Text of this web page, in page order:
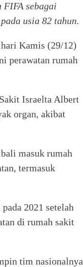
FIFA sebagai
usia 82 tahun.
Kamis (29/12)
perawatan rumah
Israelta Albert
organ, akibat
masuk rumah
termasuk
2021 setelah
di rumah sakit
tim nasionalnya